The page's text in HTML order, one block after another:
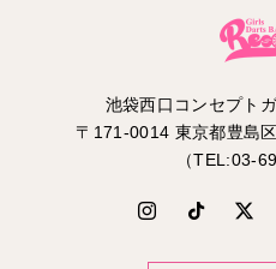
池袋西口コンセプト
〒171-0014 東京都豊島
（TEL:03-